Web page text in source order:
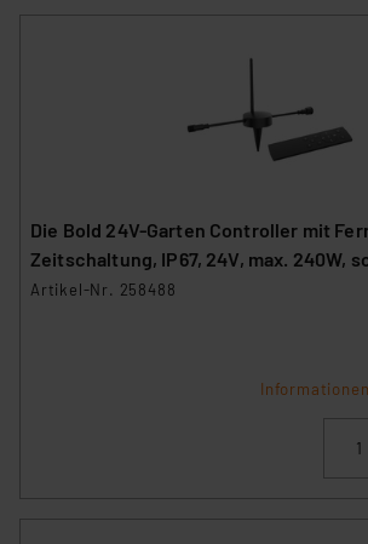
Die Bold 24V-Garten Controller mit
Zeitschaltung, IP67, 24V, max.
Artikel-Nr. 258488